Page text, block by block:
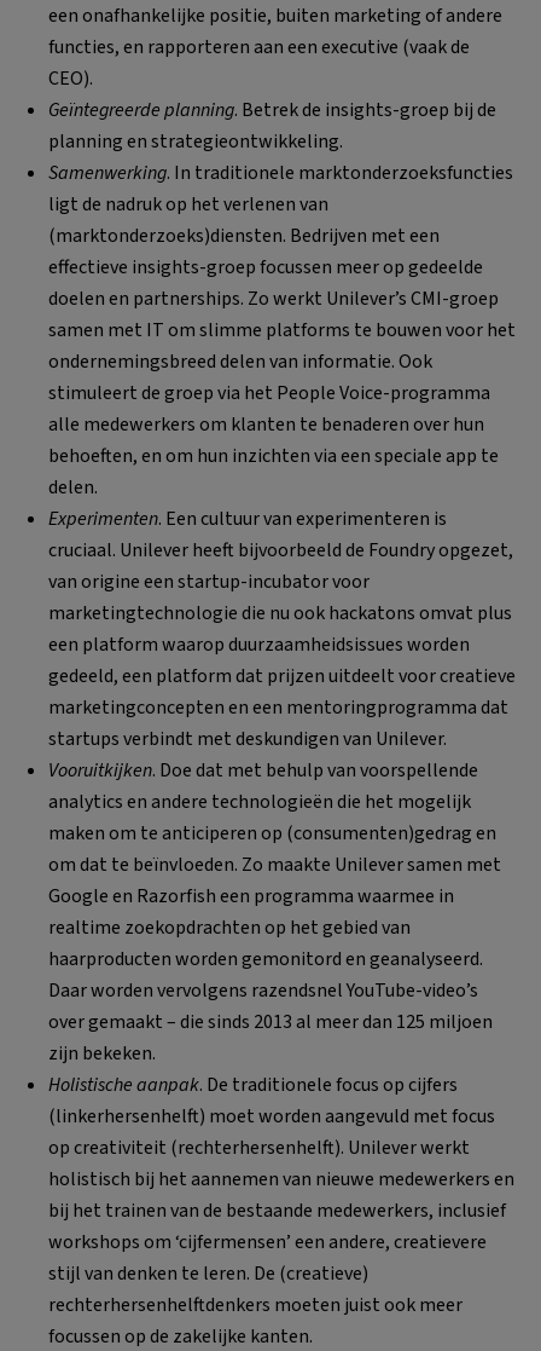
een onafhankelijke positie, buiten marketing of andere
functies, en rapporteren aan een executive (vaak de
CEO).
Geïntegreerde planning. Betrek de insights-groep bij de
planning en strategieontwikkeling.
Samenwerking. In traditionele marktonderzoeksfuncties
ligt de nadruk op het verlenen van
(marktonderzoeks)diensten. Bedrijven met een
effectieve insights-groep focussen meer op gedeelde
doelen en partnerships. Zo werkt Unilever’s CMI-groep
samen met IT om slimme platforms te bouwen voor het
ondernemingsbreed delen van informatie. Ook
stimuleert de groep via het People Voice-programma
alle medewerkers om klanten te benaderen over hun
behoeften, en om hun inzichten via een speciale app te
delen.
Experimenten. Een cultuur van experimenteren is
cruciaal. Unilever heeft bijvoorbeeld de Foundry opgezet,
van origine een startup-incubator voor
marketingtechnologie die nu ook hackatons omvat plus
een platform waarop duurzaamheidsissues worden
gedeeld, een platform dat prijzen uitdeelt voor creatieve
marketingconcepten en een mentoringprogramma dat
startups verbindt met deskundigen van Unilever.
Vooruitkijken. Doe dat met behulp van voorspellende
analytics en andere technologieën die het mogelijk
maken om te anticiperen op (consumenten)gedrag en
om dat te beïnvloeden. Zo maakte Unilever samen met
Google en Razorfish een programma waarmee in
realtime zoekopdrachten op het gebied van
haarproducten worden gemonitord en geanalyseerd.
Daar worden vervolgens razendsnel YouTube-video’s
over gemaakt – die sinds 2013 al meer dan 125 miljoen
zijn bekeken.
Holistische aanpak. De traditionele focus op cijfers
(linkerhersenhelft) moet worden aangevuld met focus
op creativiteit (rechterhersenhelft). Unilever werkt
holistisch bij het aannemen van nieuwe medewerkers en
bij het trainen van de bestaande medewerkers, inclusief
workshops om ‘cijfermensen’ een andere, creatievere
stijl van denken te leren. De (creatieve)
rechterhersenhelftdenkers moeten juist ook meer
focussen op de zakelijke kanten.